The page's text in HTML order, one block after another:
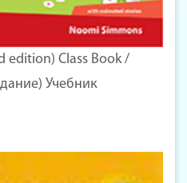
edition) Class Book /
Учебник